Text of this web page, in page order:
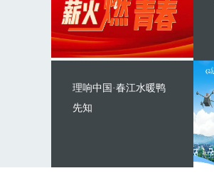
理响中国·春江水暖鸭
先知